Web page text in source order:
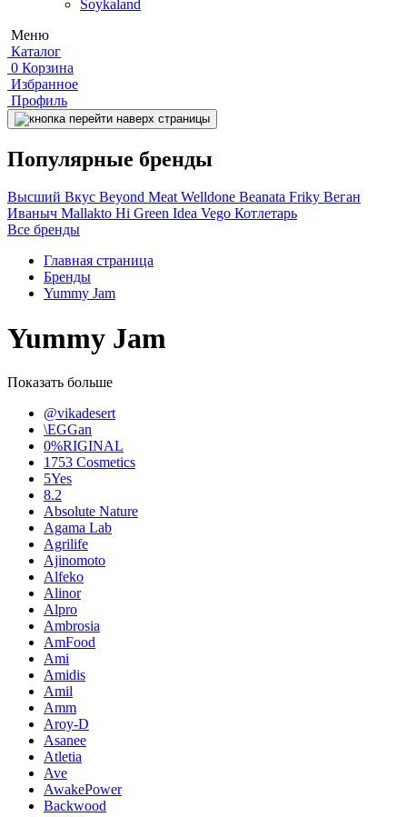
Soykaland
Меню
Каталог
0 Корзина
Избранное
Профиль
Популярные бренды
Высший Вкус Beyond MeatWelldone Beanata Friky Веган
Иваныч Mallakto Hi Green Idea Vego Котлетарь
Все бренды
Главная страница
Бренды
Yummy Jam
Yummy Jam
Показать больше
@vikadesert
\EGGan
0%RIGINAL
1753 Cosmetics
5Yes
8.2
Absolute Nature
Agama Lab
Agrilife
Ajinomoto
Alfeko
Alinor
Alpro
Ambrosia
AmFood
Ami
Amidis
Amil
Amm
Aroy-D
Asanee
Atletia
Ave
AwakePower
Backwood